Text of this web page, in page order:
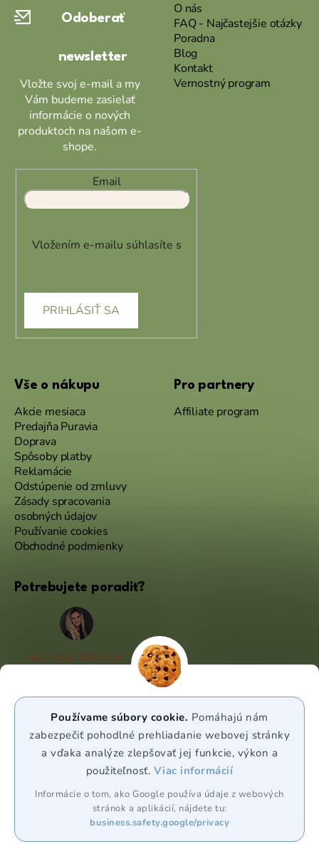
Používame súbory cookie. Pomáhajú nám
zabezpečiť pohodlné prehliadanie webovej stránky
a vďaka analýze zlepšovať jej funkcie, výkon a
použiteľnosť. Viac informácií
Informácie o tom, ako Google používa údaje z webových
stránok a aplikácií, nájdete tu:
business.safety.google/privacy
Odoberať
newsletter
Vložte svoj e-mail a my
Vám budeme zasielať
informácie o nových
produktoch na našom e-
shope.
Email
Vložením e-mailu súhlasíte s
PRIHLÁSIŤ SA
O nás
FAQ - Najčastejšie otázky
Poradna
Blog
Kontakt
Vernostný program
Vše o nákupu
Akcie mesiaca
Predajňa Puravia
Doprava
Spôsoby platby
Reklamácie
Odstúpenie od zmluvy
Zásady spracovania
osobných údajov
Používanie cookies
Obchodné podmienky
Pro partnery
Affiliate program
Potrebujete poradiť?
+421 950 105 034
WhatsApp
Sledujte nás